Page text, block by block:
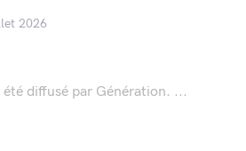
2026
diffusé par Génération. ...